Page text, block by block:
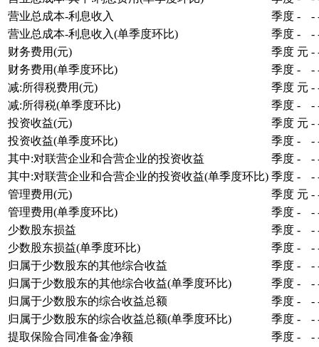
营业总成本-利息收入
季度 - -
营业总成本-利息收入(单季度环比)
季度 - -
财务费用(元)
季度 元 -
财务费用(单季度环比)
季度 - -
减:所得税费用(元)
季度 元 -
减:所得税(单季度环比)
季度 - -
投资收益(元)
季度 元 -
投资收益(单季度环比)
季度 - -
其中:对联营企业和合营企业的投资收益
季度 - -
其中:对联营企业和合营企业的投资收益(单季度环比) 季度 - -
管理费用(元)
季度 元 -
管理费用(单季度环比)
季度 - -
少数股东损益
季度 - -
少数股东损益(单季度环比)
季度 - -
归属于少数股东的其他综合收益
季度 - -
归属于少数股东的其他综合收益(单季度环比)
季度 - -
归属于少数股东的综合收益总额
季度 - -
归属于少数股东的综合收益总额(单季度环比)
季度 - -
提取保险合同准备金净额
季度 - -